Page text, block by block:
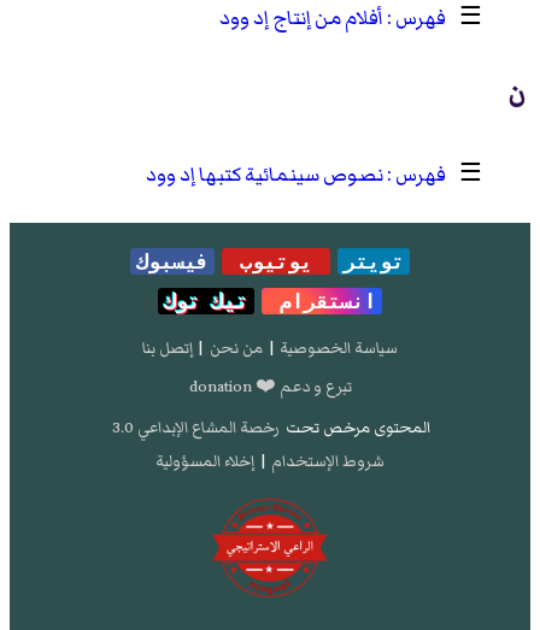
☰
أفلام من إنتاج إد وود
ن
☰ نصوص سينمائية كتبها إد وود
تويتر يوتيوب
فيسبوك
انستقرام
تيك توك
سياسة الخصوصية | من نحن | إتصل بنا
تبرع و دعم ❤️ donation
المحتوى مرخص تحت رخصة المشاع الإبداعي 3.0
شروط الإستخدام | إخلاء المسؤولية